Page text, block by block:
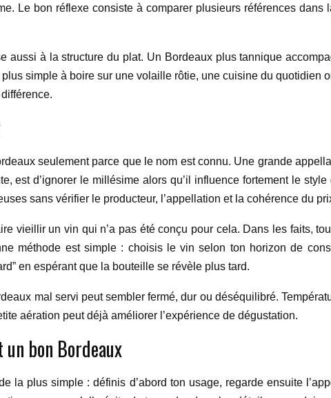
Le bon réflexe consiste à comparer plusieurs références
aussi à la structure du plat. Un Bordeaux plus tannique
simple à boire sur une volaille rôtie, une cuisine du quotidien
seulement parce que le nom est connu. Une grande
est d’ignorer le millésime alors qu’il influence fortement le
sans vérifier le producteur, l’appellation et la cohérence du
vieillir un vin qui n’a pas été conçu pour cela. Dans les faits,
méthode est simple : choisis le vin selon ton horizon de
en espérant que la bouteille se révèle plus tard.
mal servi peut sembler fermé, dur ou déséquilibré.
aération peut déjà améliorer l’expérience de dégustation.
bon Bordeaux
la plus simple : définis d’abord ton usage, regarde ensuite